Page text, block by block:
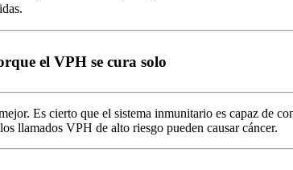
el VPH se cura solo
Es cierto que el sistema inmunitario es capaz de
llamados VPH de alto riesgo pueden causar cáncer.